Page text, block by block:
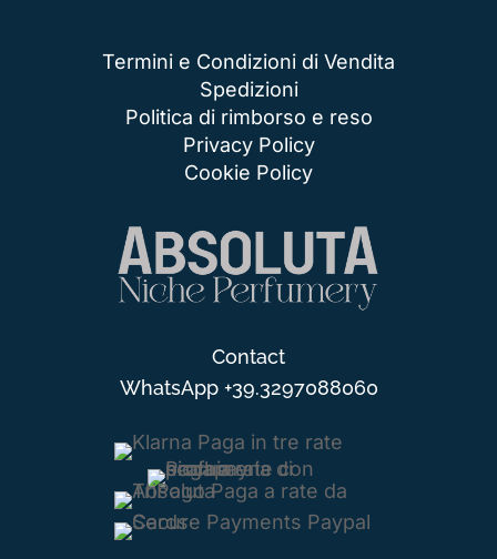
Termini e Condizioni di Vendita
Spedizioni
Politica di rimborso e reso
Privacy Policy
Cookie Policy
Contact
WhatsApp +39.3297088060